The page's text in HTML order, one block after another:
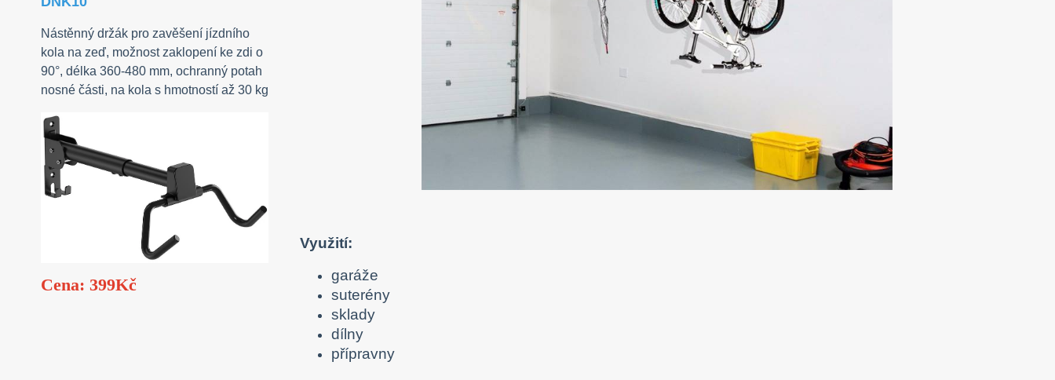
Nástěnný držák pro zavěšení jízdního
kola na zeď, možnost zaklopení ke zdi o
90°, délka 360-480 mm, ochranný potah
nosné části, na kola s hmotností až 30 kg
Cena: 399Kč
Využití:
garáže
suterény
sklady
dílny
přípravny